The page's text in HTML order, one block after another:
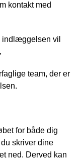
kontakt med
vil
team, der er
for både dig
skriver dine
ned. Derved kan